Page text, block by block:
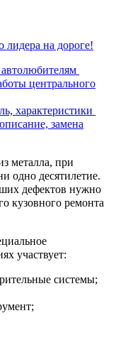
лидера на дороге!
центрального
характеристики
замена
металла, при
одно десятилетие.
дефектов нужно
кузовного ремонта
участвует:
системы;